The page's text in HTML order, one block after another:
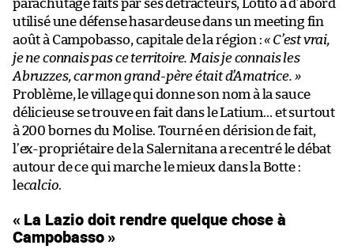
parachutage faits par ses détracteurs, Lotito a d’abord
utilisé une défense hasardeuse dans un meeting fin
août à Campobasso, capitale de la région :« C’est vrai,
je ne connais pas ce territoire. Mais je connais les
Abruzzes, car mon grand-père était d’Amatrice. »
Problème, le village qui donne son nom à la sauce
délicieuse se trouve en fait dans le Latium… et surtout
à 200 bornes du Molise. Tourné en dérision de fait,
l’ex-propriétaire de la Salernitana a recentré le débat
autour de ce qui marche le mieux dans la Botte :
lecalcio.
« La Lazio doit rendre quelque chose à
Campobasso »